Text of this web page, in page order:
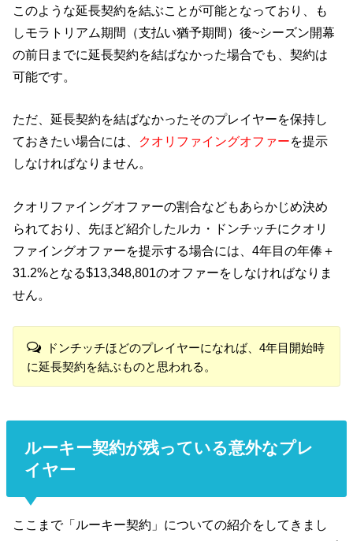
このような延長契約を結ぶことが可能となっており、も
しモラトリアム期間（支払い猶予期間）後~シーズン開幕
の前日までに延長契約を結ばなかった場合でも、契約は
可能です。
ただ、延長契約を結ばなかったそのプレイヤーを保持し
ておきたい場合には、 クオリファイングオファーを提示
しなければなりません。
クオリファイングオファーの割合などもあらかじめ決め
られており、先ほど紹介したルカ・ドンチッチにクオリ
ファイングオファーを提示する場合には、4年目の年俸＋
31.2%となる$13,348,801のオファーをしなければなりま
せん。
ドンチッチほどのプレイヤーになれば、4年目開始時
に延長契約を結ぶものと思われる。
ルーキー契約が残っている意外なプレ
イヤー
ここまで「ルーキー契約」についての紹介をしてきまし